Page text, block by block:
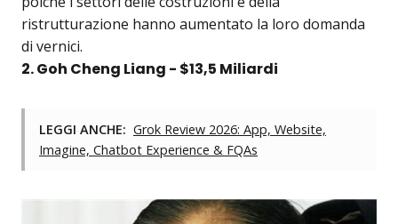
ristrutturazione hanno aumentato la loro domanda
di vernici.
2. Goh Cheng Liang - $13,5 Miliardi
LEGGI ANCHE: Grok Review 2026: App, Website,
Imagine, Chatbot Experience & FQAs